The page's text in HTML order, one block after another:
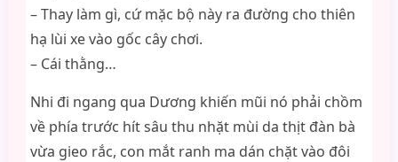
– Thay làm gì, cứ mặc bộ này ra đường cho thiên
hạ lùi xe vào gốc cây chơi.
– Cái thằng…
Nhi đi ngang qua Dương khiến mũi nó phải chồm
về phía trước hít sâu thu nhặt mùi da thịt đàn bà
vừa gieo rắc, con mắt ranh ma dán chặt vào đôi